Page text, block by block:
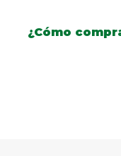
¿Cómo